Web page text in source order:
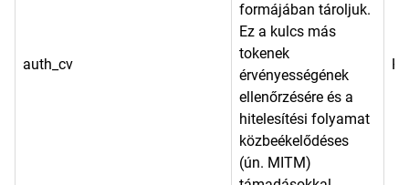
auth_cv
formájában tároljuk.
Ez a kulcs más
tokenek
érvényességének
ellenőrzésére és a
hitelesítési folyamat
közbeékelődéses
(ún. MITM)